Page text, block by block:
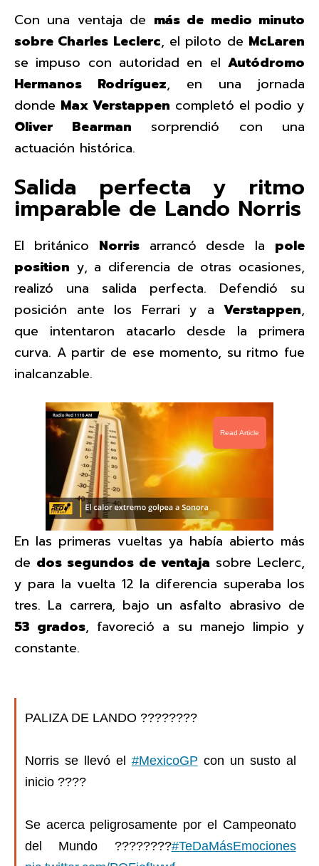
Con una ventaja de más de medio minuto
sobre Charles Leclerc, el piloto de McLaren
se impuso con autoridad en el Autódromo
Hermanos Rodríguez, en una jornada
donde Max Verstappen completó el podio y
Oliver Bearman sorprendió con una
actuación histórica.
Salida perfecta y ritmo
imparable de Lando Norris
El británico Norrisarrancó desde la pole
position y, a diferencia de otras ocasiones,
realizó una salida perfecta. Defendió su
posición ante los Ferrari y a Verstappen,
que intentaron atacarlo desde la primera
curva. A partir de ese momento, su ritmo fue
inalcanzable.
Read Article
En las primeras vueltas ya había abierto más
de dos segundos de ventaja sobre Leclerc,
y para la vuelta 12 la diferencia superaba los
tres. La carrera, bajo un asfalto abrasivo de
53 grados, favoreció a su manejo limpio y
constante.
PALIZA DE LANDO ????????
Norris se llevó el #MexicoGP con un susto al
inicio ????
Se acerca peligrosamente por el Campeonato
del Mundo ????????#TeDaMásEmociones